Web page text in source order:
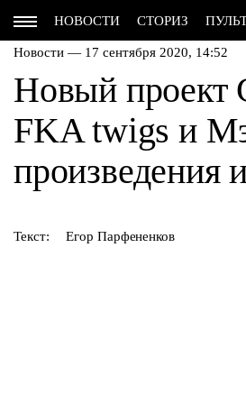
НОВОСТИ СТОРИЗ
Новости — 17 сентября 2020, 14:52
Новый проект
FKA twigs и
произведения
Текст: Егор Парфененков